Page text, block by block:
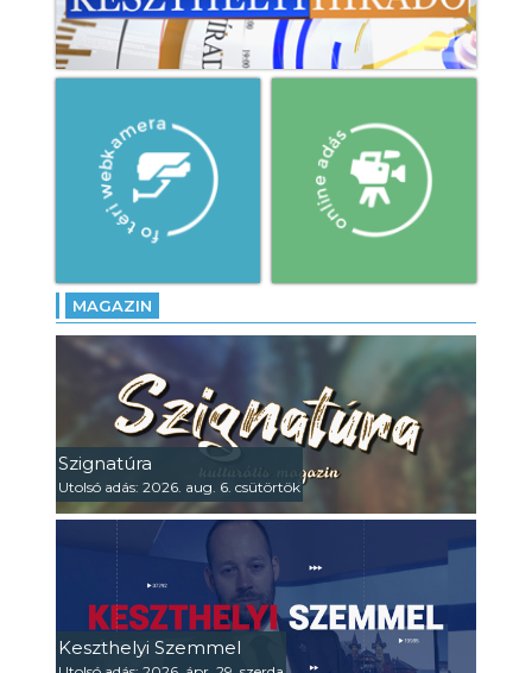
MAGAZIN
Szignatúra
Utolsó adás: 2026. aug. 6. csütörtök
Keszthelyi Szemmel